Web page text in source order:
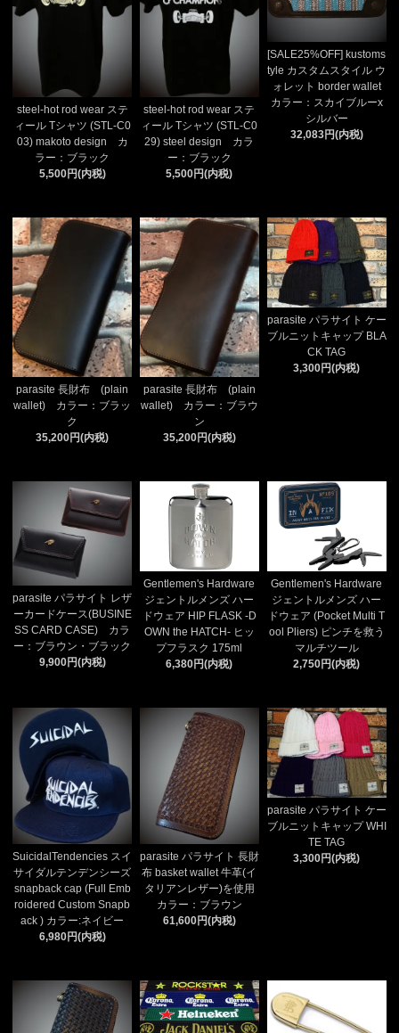
steel-hot rod wear ステ
ィール Tシャツ (STL-C0
03) makoto design カ
ラー：ブラック
5,500円(内税)
steel-hot rod wear ステ
ィール Tシャツ (STL-C0
29) steel design カラ
ー：ブラック
5,500円(内税)
[SALE25%OFF] kustoms
tyle カスタムスタイル ウ
ォレット border wallet
カラー：スカイブルーx
シルバー
32,083円(内税)
parasite 長財布 (plain
wallet) カラー：ブラッ
ク
35,200円(内税)
parasite 長財布 (plain
wallet) カラー：ブラウ
ン
35,200円(内税)
parasite パラサイト ケー
ブルニットキャップ BLA
CK TAG
3,300円(内税)
parasite パラサイト レザ
ーカードケース(BUSINE
SS CARD CASE) カラ
ー：ブラウン・ブラック
9,900円(内税)
Gentlemen's Hardware
ジェントルメンズ ハー
ドウェア HIP FLASK -D
OWN the HATCH- ヒッ
プフラスク 175ml
6,380円(内税)
Gentlemen's Hardware
ジェントルメンズ ハー
ドウェア (Pocket Multi T
ool Pliers) ピンチを救う
マルチツール
2,750円(内税)
SuicidalTendencies スイ
サイダルテンデンシーズ
snapback cap (Full Emb
roidered Custom Snapb
ack ) カラー:ネイビー
6,980円(内税)
parasite パラサイト 長財
布 basket wallet 牛革(イ
タリアンレザー)を使用
カラー：ブラウン
61,600円(内税)
parasite パラサイト ケー
ブルニットキャップ WHI
TE TAG
3,300円(内税)